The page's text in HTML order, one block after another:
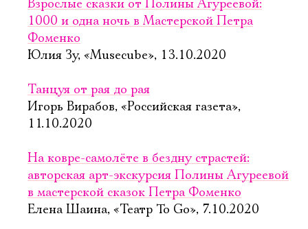
Взрослые сказки от Полины Агуреевой:
1000 и одна ночь в Мастерской Петра
Фоменко
Юлия Зу, «Musecube», 13.10.2020
Танцуя от рая до рая
Игорь Вирабов, «Российская газета»,
11.10.2020
На ковре-самолёте в бездну страстей:
авторская арт-экскурсия Полины Агуреевой
в мастерской сказок Петра Фоменко
Елена Шаина, «Театр To Go», 7.10.2020